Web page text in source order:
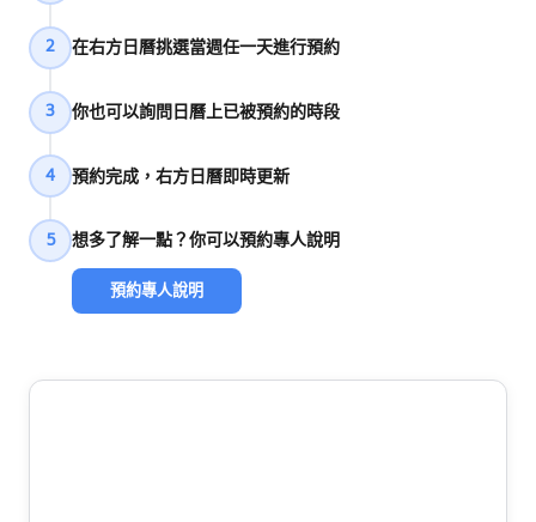
2 在右方日曆挑選當週任一天進行預約
3 你也可以詢問日曆上已被預約的時段
4 預約完成，右方日曆即時更新
5 想多了解一點？你可以預約專人說明
預約專人說明